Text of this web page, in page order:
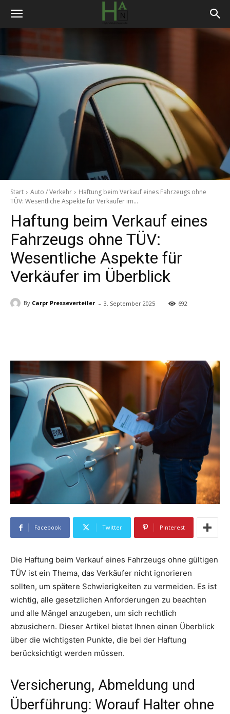
Start Auto / Verkehr
Haftung beim Verkauf eines Fahrzeugs ohne
TÜV: Wesentliche Aspekte für Verkäufer im...
Haftung beim Verkauf eines
Fahrzeugs ohne TÜV:
Wesentliche Aspekte für
Verkäufer im Überblick
By Carpr Presseverteiler - 3. September 2025 692
Facebook Twitter Pinterest
Die Haftung beim Verkauf eines Fahrzeugs ohne gültigen
TÜV ist ein Thema, das Verkäufer nicht ignorieren
sollten, um spätere Schwierigkeiten zu vermeiden. Es ist
wichtig, alle gesetzlichen Anforderungen zu beachten
und alle Mängel anzugeben, um sich rechtlich
abzusichern. Dieser Artikel bietet Ihnen einen Überblick
über die wichtigsten Punkte, die bei der Haftung
berücksichtigt werden müssen.
Versicherung, Abmeldung und
Überführung: Worauf Halter ohne